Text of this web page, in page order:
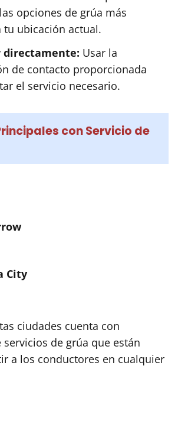
opciones de grúa más
tu ubicación actual.
directamente: Usar la
de contacto proporcionada
el servicio necesario.
con Servicio de
City
ciudades cuenta con
de grúa que están
a los conductores en cualquier